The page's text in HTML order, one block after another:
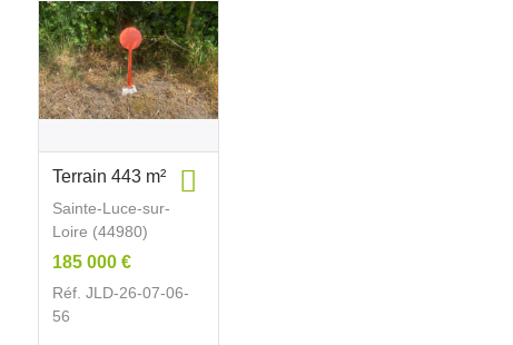
Terrain 443 m²
Sainte-Luce-sur-
Loire (44980)
185 000 €
Réf. JLD-26-07-06-
56